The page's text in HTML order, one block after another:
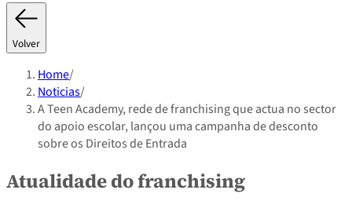
Volver
Home/
Noticias/
A Teen Academy, rede de franchising que actua no sector
do apoio escolar, lançou uma campanha de desconto
sobre os Direitos de Entrada
Atualidade do franchising